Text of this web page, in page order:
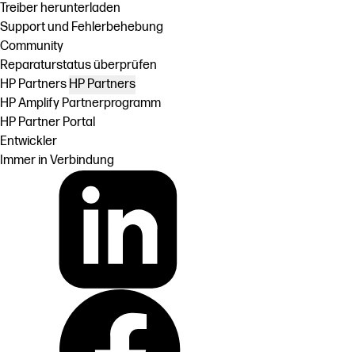
Treiber herunterladen
Support und Fehlerbehebung
Community
Reparaturstatus überprüfen
HP Partners HP Partners
HP Amplify Partnerprogramm
HP Partner Portal
Entwickler
Immer in Verbindung